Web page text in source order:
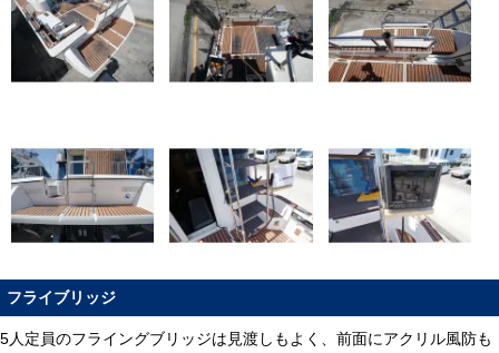
フライブリッジ
5人定員のフライングブリッジは見渡しもよく、前面にアクリル風防も